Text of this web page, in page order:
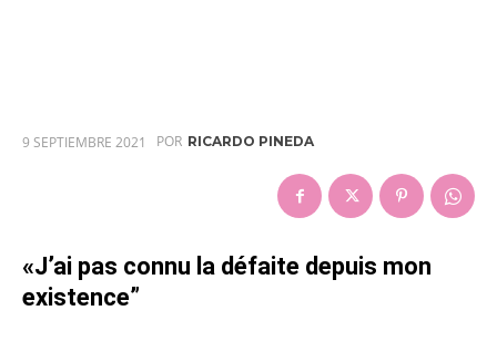
9 SEPTIEMBRE 2021 POR RICARDO PINEDA
«J’ai pas connu la défaite depuis mon
existence”